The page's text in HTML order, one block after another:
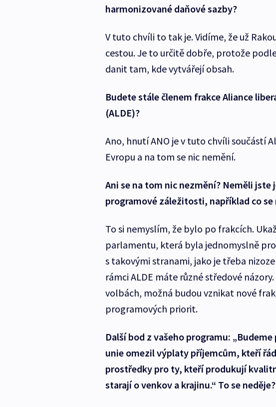
harmonizované daňové sazby?
V tuto chvíli to tak je. Vidíme, že už
cestou. Je to určitě dobře, protože
danit tam, kde vytvářejí obsah.
Budete stále členem frakce Aliance
(ALDE)?
Ano, hnutí ANO je v tuto chvíli součástí
Evropu a na tom se nic nemění.
Ani se na tom nic nezmění? Neměli
programové záležitosti, například co se
To si nemyslím, že bylo po frakcích.
parlamentu, která byla jednomyslně
s takovými stranami, jako je třeba
rámci ALDE máte různé středové
volbách, možná budou vznikat nové
programových priorit.
Další bod z vašeho programu:
unie omezil výplaty příjemcům, kteří
prostředky pro ty, kteří produkují
starají o venkov a krajinu.“ To se neděje?